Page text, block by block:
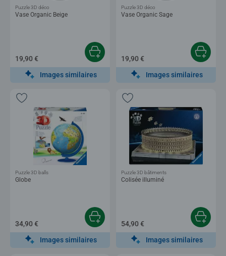
Vase Organic Beige
Puzzle 3D déco
19,90 €
Images similaires
Vase Organic Sage
Puzzle 3D déco
19,90 €
Images similaires
Globe
Puzzle 3D balls
34,90 €
Images similaires
Colisée illuminé
Puzzle 3D bâtiments
54,90 €
Images similaires